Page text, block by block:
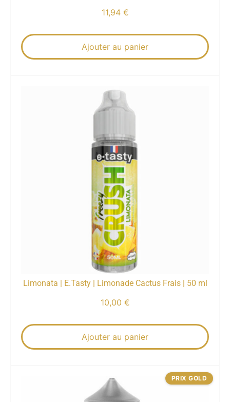
11,94 €
Ajouter au panier
Limonata | E.Tasty | Limonade Cactus Frais | 50 ml
10,00 €
Ajouter au panier
PRIX GOLD